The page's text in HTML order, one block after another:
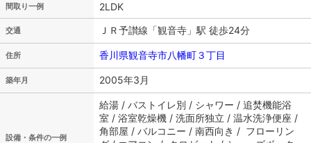
間取り一例 2LDK
交通 ＪＲ予讃線「観音寺」駅 徒歩24分
住所 香川県観音寺市八幡町３丁目
築年月 2005年3月
設備・条件の一例
給湯 / バストイレ別 / シャワー / 追焚機能浴
室 / 浴室乾燥機 / 洗面所独立 / 温水洗浄便座 /
角部屋 / バルコニー / 南西向き / フローリン